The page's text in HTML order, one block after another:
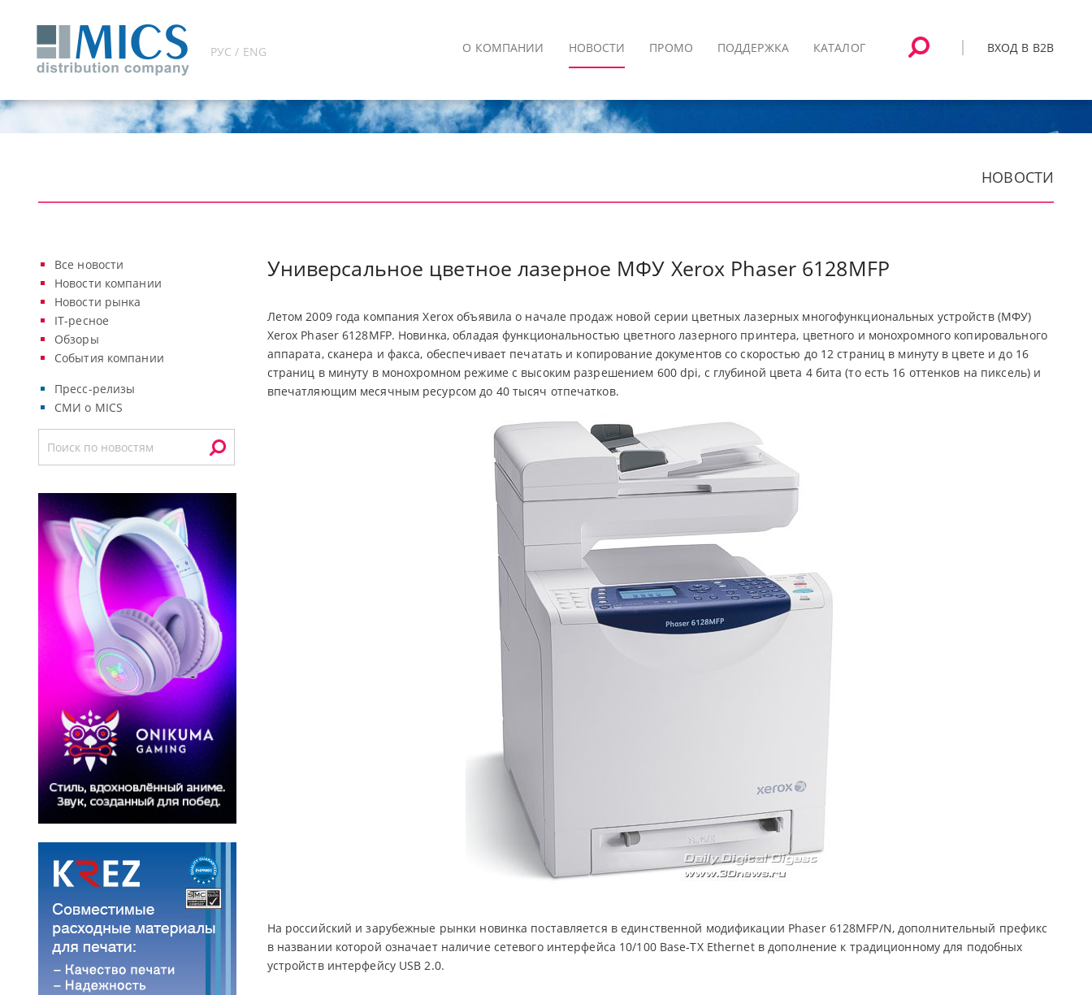
РУС / ENG ВХОД В B2B
О КОМПАНИИ НОВОСТИ ПРОМО ПОДДЕРЖКА КАТАЛОГ
НОВОСТИ
Все новости
Новости компании
Новости рынка
IT-ресное
Обзоры
События компании
Пресс-релизы
СМИ о MICS
Универсальное цветное лазерное МФУ Xerox Phaser 6128MFP
Летом 2009 года компания Xerox объявила о начале продаж новой серии цветных лазерных многофункциональных устройств (МФУ)
Xerox Phaser 6128MFP. Новинка, обладая функциональностью цветного лазерного принтера, цветного и монохромного копировального
аппарата, сканера и факса, обеспечивает печатать и копирование документов со скоростью до 12 страниц в минуту в цвете и до 16
страниц в минуту в монохромном режиме с высоким разрешением 600 dpi, с глубиной цвета 4 бита (то есть 16 оттенков на пиксель) и
впечатляющим месячным ресурсом до 40 тысяч отпечатков.
На российский и зарубежные рынки новинка поставляется в единственной модификации Phaser 6128MFP/N, дополнительный префикс
в названии которой означает наличие сетевого интерфейса 10/100 Base-TX Ethernet в дополнение к традиционному для подобных
устройств интерфейсу USB 2.0.